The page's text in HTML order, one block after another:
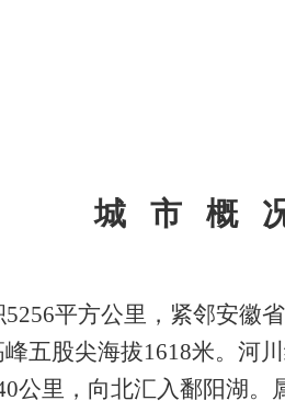
城 市 概
平方公里，紧邻安徽
五股尖海拔1618米。河
公里，向北汇入鄱阳湖